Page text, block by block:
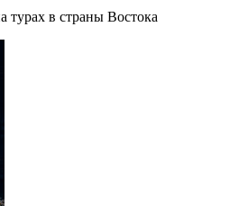
турах в страны Востока